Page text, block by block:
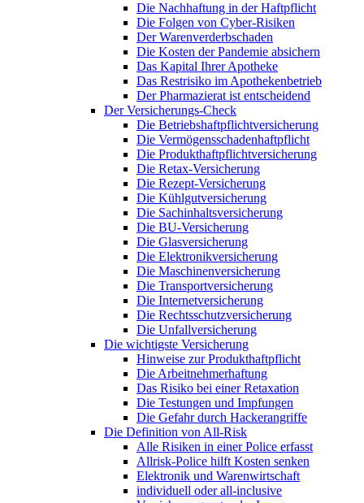
Die Nachhaftung in der Haftpflicht
Die Folgen von Cyber-Risiken
Der Warenverderbschaden
Die Kosten der Pandemie absichern
Das Kapital Ihrer Apotheke
Das Restrisiko im Apothekenbetrieb
Der Pharmazierat ist entscheidend
Der Versicherungs-Check
Die Betriebshaftpflichtversicherung
Die Vermögensschadenhaftpflicht
Die Produkthaftpflichtversicherung
Die Retax-Versicherung
Die Rezept-Versicherung
Die Kühlgutversicherung
Die Sachinhaltsversicherung
Die BU-Versicherung
Die Glasversicherung
Die Elektronikversicherung
Die Maschinenversicherung
Die Transportversicherung
Die Internetversicherung
Die Rechtsschutzversicherung
Die Unfallversicherung
Die wichtigste Versicherung
Hinweise zur Produkthaftpflicht
Die Arbeitnehmerhaftung
Das Risiko bei einer Retaxation
Die Testungen und Impfungen
Die Gefahr durch Hackerangriffe
Die Definition von All-Risk
Alle Risiken in einer Police erfasst
Allrisk-Police hilft Kosten senken
Elektronik und Warenwirtschaft
individuell oder all-inclusive